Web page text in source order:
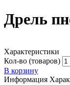
Дрель
Характеристики
Кол-во (товаров)
В корзину
Информация